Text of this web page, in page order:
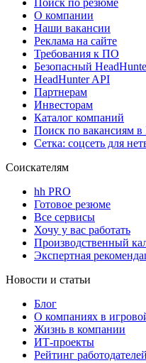
Поиск по резюме
О компании
Наши вакансии
Реклама на сайте
Требования к ПО
Безопасный
HeadHunter API
Партнерам
Инвесторам
Каталог компаний
Поиск по вакансиям в
Сетка: соцсеть для
Соискателям
hh PRO
Готовое резюме
Все сервисы
Хочу у вас работать
Производственный
Экспертная
Новости и статьи
Блог
О компаниях в
Жизнь в компании
ИТ-проекты
Рейтинг